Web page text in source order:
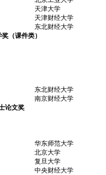
天津大学
天津财经大学
东北财经大学
（课件类）
东北财经大学
南京财经大学
论文奖
华东师范大学
北京大学
复旦大学
中央财经大学